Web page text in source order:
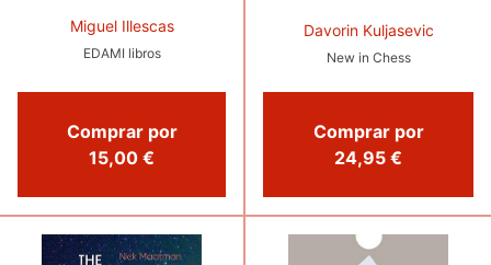
Miguel Illescas
EDAMI libros
Comprar por
15,00 €
Davorin Kuljasevic
New in Chess
Comprar por
24,95 €